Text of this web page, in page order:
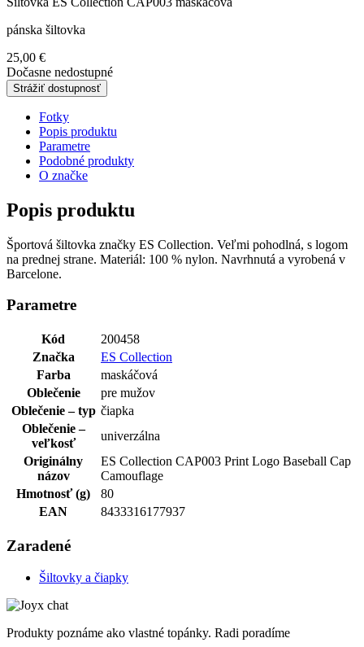
pánska šiltovka
25,00 €
Dočasne nedostupné
Strážiť dostupnosť
Fotky
Popis produktu
Parametre
Podobné produkty
O značke
Popis produktu
Športová šiltovka značky ES Collection. Veľmi pohodlná, s logom
na prednej strane. Materiál: 100 % nylon. Navrhnutá a vyrobená v
Barcelone.
Parametre
Kód
200458
Značka
ES Collection
Farba
maskáčová
Oblečenie
pre mužov
Oblečenie – typ čiapka
Oblečenie –
veľkosť
univerzálna
Originálny
názov
ES Collection CAP003 Print Logo Baseball Cap
Camouflage
Hmotnosť (g)
80
EAN
8433316177937
Zaradené
Šiltovky a čiapky
Produkty poznáme ako vlastné topánky. Radi poradíme